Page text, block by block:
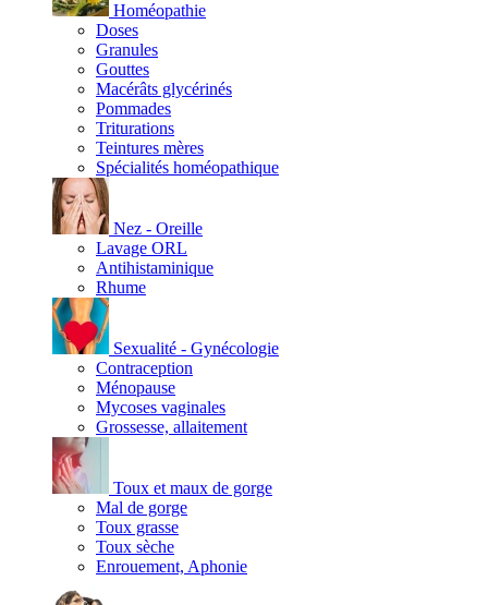
Homéopathie
Doses
Granules
Gouttes
Macérâts glycérinés
Pommades
Triturations
Teintures mères
Spécialités homéopathique
Nez - Oreille
Lavage ORL
Antihistaminique
Rhume
Sexualité - Gynécologie
Contraception
Ménopause
Mycoses vaginales
Grossesse, allaitement
Toux et maux de gorge
Mal de gorge
Toux grasse
Toux sèche
Enrouement, Aphonie